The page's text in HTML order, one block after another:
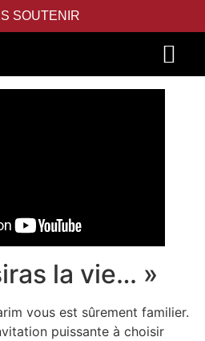
SOUTENIR
la vie… »
vous est sûrement familier.
puissante à choisir